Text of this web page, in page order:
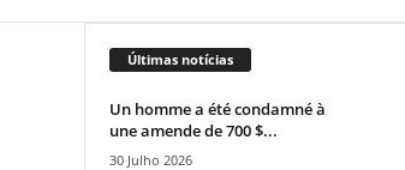
Últimas notícias
Un homme a été condamné à
une amende de 700 $...
30 Julho 2026